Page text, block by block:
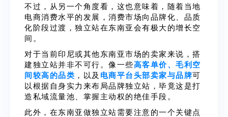
不过，从另一个角度看，这也意味着，随着当地
电商消费水平的发展，消费市场向品牌化、品质
化阶段过渡，独立站在东南亚会有极大的增长空
间。
对于当前印尼或其他东南亚市场的卖家来说，搭
建独立站并非不可行。像一些高客单价、毛利空
间较高的品类 ，以及 电商平台头部卖家与品牌可
以根据自身实力来布局品牌独立站，毕竟这是打
造私域流量池、掌握主动权的绝佳手段。
此外，在东南亚做独立站需要注意的一个关键点